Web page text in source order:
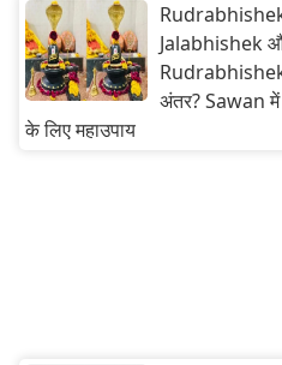
Jalabhishek
Rudrabhishek
अंतर? Sawan में
के लिए महाउपाय